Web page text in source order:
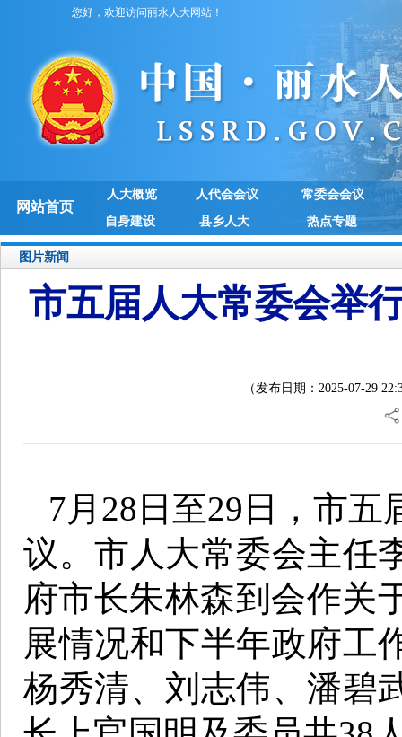
您好，欢迎访问丽水人大网站！
网站首页
人大概览 人代会会议
常委会会议
自身建设
县乡人大 热点专题
图片新闻
市五届人大常委会举
（发布日期：2025-07-29
7月28日至29日，市
议。市人大常委会主任
府市长朱林森到会作关
展情况和下半年政府工
杨秀清、刘志伟、潘碧